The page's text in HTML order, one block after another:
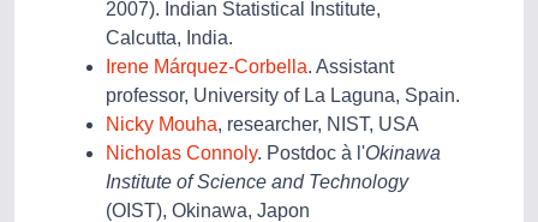
2007). Indian Statistical Institute,
Calcutta, India.
Irene Márquez-Corbella. Assistant
professor, University of La Laguna, Spain.
Nicky Mouha, researcher, NIST, USA
Nicholas Connoly. Postdoc à l'Okinawa
Institute of Science and Technology
(OIST), Okinawa, Japon